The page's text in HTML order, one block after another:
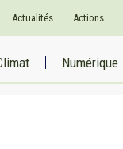
Actualités Actions
Numérique